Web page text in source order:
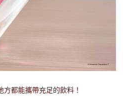
都能攜帶充足的飲料！